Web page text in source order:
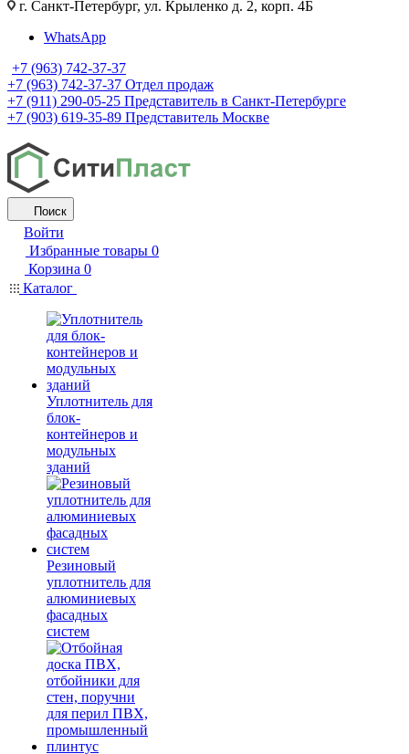
г. Санкт-Петербург, ул. Крыленко д. 2, корп. 4Б
WhatsApp
+7 (963) 742-37-37
+7 (963) 742-37-37 Отдел продаж
+7 (911) 290-05-25 Представитель в Санкт-Петербурге
+7 (903) 619-35-89 Представитель Москве
Поиск
Войти
Избранные товары 0
Корзина 0
Каталог
Уплотнитель для
блок-
контейнеров и
модульных
зданий
Резиновый
уплотнитель для
алюминиевых
фасадных
систем